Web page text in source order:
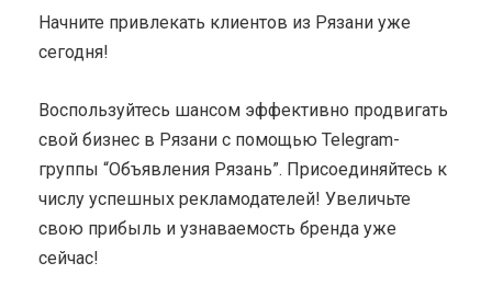
Начните привлекать клиентов из Рязани уже
сегодня!
Воспользуйтесь шансом эффективно продвигать
свой бизнес в Рязани с помощью Telegram-
группы “Объявления Рязань”. Присоединяйтесь к
числу успешных рекламодателей! Увеличьте
свою прибыль и узнаваемость бренда уже
сейчас!